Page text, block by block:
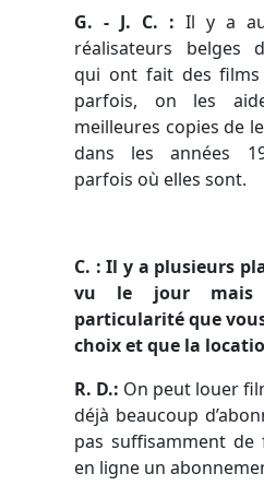
G. - J. C. : Il y a
réalisateurs belges
qui ont fait des
parfois, on les
meilleures copies de
dans les années
parfois où elles sont.
C. : Il y a plusieurs
vu le jour mais
particularité que
choix et que la
R. D.: On peut louer
déjà beaucoup
pas suffisamment
en ligne un